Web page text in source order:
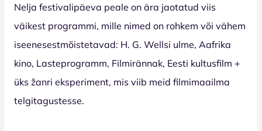
Nelja festivalipäeva peale on ära jaotatud viis
väikest programmi, mille nimed on rohkem või vähem
iseenesestmõistetavad: H. G. Wellsi ulme, Aafrika
kino, Lasteprogramm, Filmirännak, Eesti kultusfilm +
üks žanri eksperiment, mis viib meid filmimaailma
telgitagustesse.